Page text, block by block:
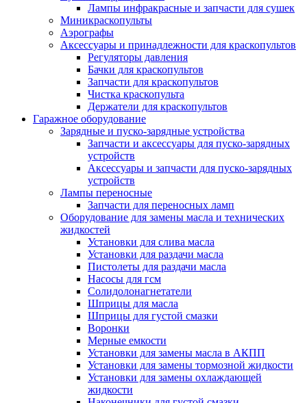
Лампы инфракрасные и запчасти для сушек
Миникраскопульты
Аэрографы
Аксессуары и принадлежности для краскопультов
Регуляторы давления
Бачки для краскопультов
Запчасти для краскопультов
Чистка краскопульта
Держатели для краскопультов
Гаражное оборудование
Зарядные и пуско-зарядные устройства
Запчасти и аксессуары для пуско-зарядных
устройств
Аксессуары и запчасти для пуско-зарядных
устройств
Лампы переносные
Запчасти для переносных ламп
Оборудование для замены масла и технических
жидкостей
Установки для слива масла
Установки для раздачи масла
Пистолеты для раздачи масла
Насосы для гсм
Солидолонагнетатели
Шприцы для масла
Шприцы для густой смазки
Воронки
Мерные емкости
Установки для замены масла в АКПП
Установки для замены тормозной жидкости
Установки для замены охлаждающей
жидкости